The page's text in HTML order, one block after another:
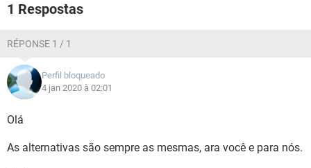
1 Respostas
RÉPONSE 1 / 1
Perfil bloqueado
4 jan 2020 à 02:01
Olá
As alternativas são sempre as mesmas, ara você e para nós.